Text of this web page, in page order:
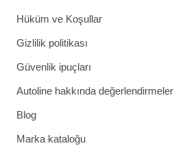
Hüküm ve Koşullar
Gizlilik politikası
Güvenlik ipuçları
Autoline hakkında değerlendirmeler
Blog
Marka kataloğu